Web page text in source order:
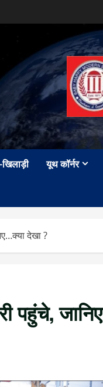
यूथ कॉर्नर
देखा ?
पहुंचे,